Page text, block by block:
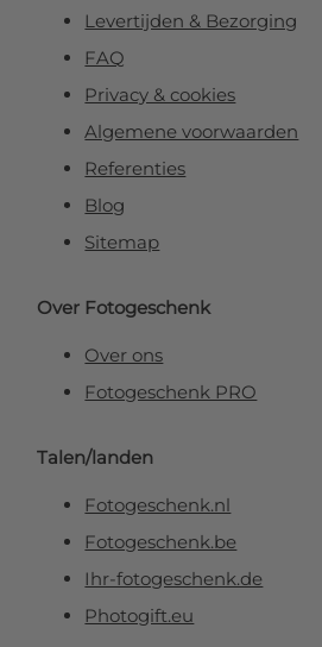
Levertijden & Bezorging
FAQ
Privacy & cookies
Algemene voorwaarden
Referenties
Blog
Sitemap
Over Fotogeschenk
Over ons
Fotogeschenk PRO
Talen/landen
Fotogeschenk.nl
Fotogeschenk.be
Ihr-fotogeschenk.de
Photogift.eu